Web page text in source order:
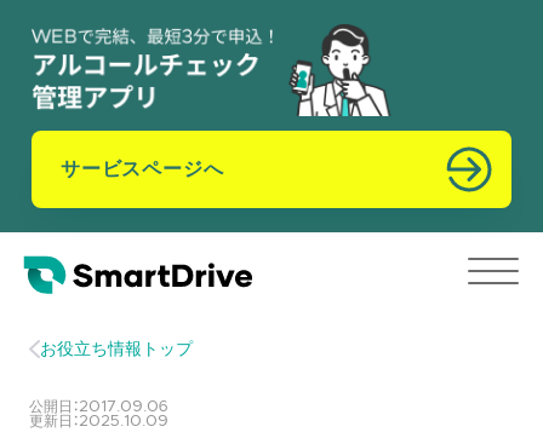
サービスページへ
お役立ち情報トップ
公開日：2017.09.06
更新日：2025.10.09